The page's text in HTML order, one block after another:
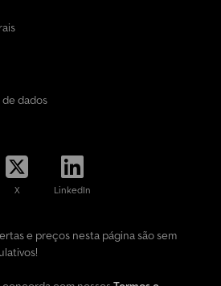
dados
X LinkedIn
e preços nesta página são sem